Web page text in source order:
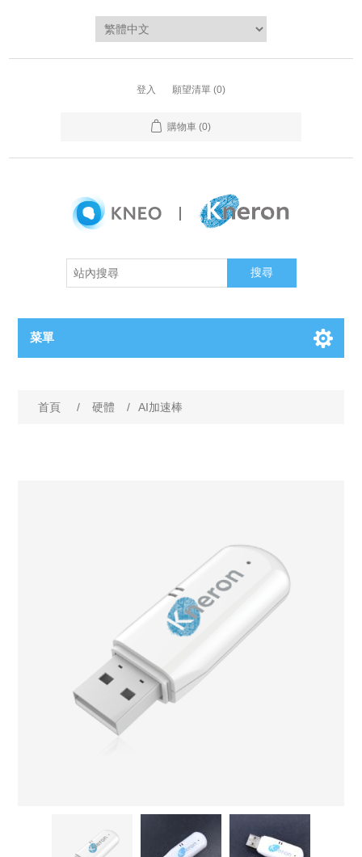
登入 願望清單 (0)
購物車 (0)
搜尋
菜單
首頁 / 硬體 / AI加速棒